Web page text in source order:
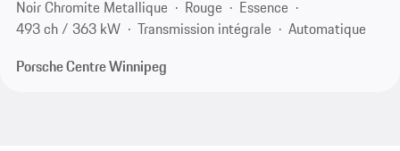
Noir Chromite Metallique
Rouge
Essence
493 ch / 363 kW
Transmission intégrale
Automatique
Porsche Centre Winnipeg